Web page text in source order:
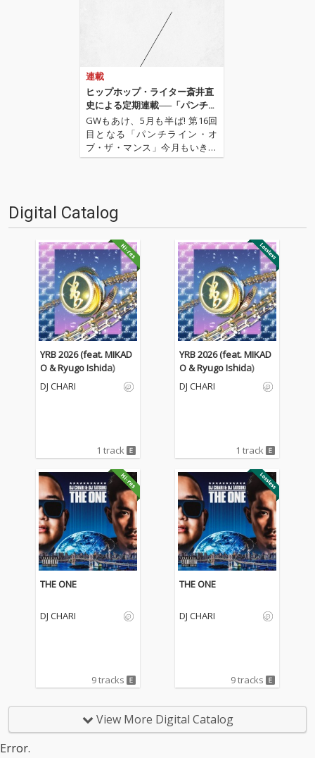
連載
ヒップホップ・ライター斎井直
史による定期連載──「パンチラ
イン・オブ・ザ・マンス」 第16
回
GWもあけ、5月も半ば! 第16回
目となる「パンチライン・オ
ブ・ザ・マンス」今月もいきま
すよ! 先月は初の映画特集という
今月は、日本ではまだあまり耳
慣れない“Type …
Digital Catalog
YRB 2026 (feat. MIKAD
O & Ryugo Ishida)
DJ CHARI
1 track
YRB 2026 (feat. MIKAD
O & Ryugo Ishida)
DJ CHARI
1 track
THE ONE
DJ CHARI
9 tracks
THE ONE
DJ CHARI
9 tracks
View More Digital Catalog
Error.